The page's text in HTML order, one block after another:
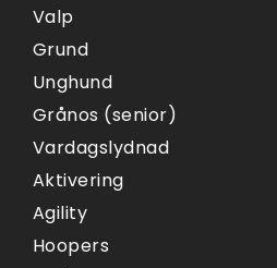
Valp
Grund
Unghund
Grånos (senior)
Vardagslydnad
Aktivering
Agility
Hoopers